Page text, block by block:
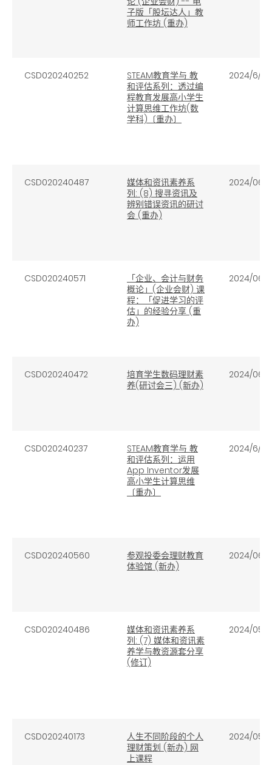
⼦版「股坛达⼈」教
师⼯作坊 (重办)
CSD020240252
STEAM教育学与 教
和评估系列：透过编
程教育发展高小学生
计算思维工作坊(数
学科)〔重办〕
2024/6/14
CSD020240487
媒体和资讯素养系
列: (8) 搜寻资讯及
辨别错误资讯的研讨
会 (重办)
2024/06/
CSD020240571
「企业、会计与财务
概论」(企业会财) 课
程：「促进学习的评
估」的经验分享 (重
办)
2024/06/
CSD020240472
培育学生数码理财素
养(研讨会三) (新办)
2024/06/
CSD020240237
STEAM教育学与 教
和评估系列：运用
App Inventor发展
高小学生计算思维
〔重办〕
2024/6/4
CSD020240560
参观投委会理财教育
体验馆 (新办)
2024/06/
CSD020240486
媒体和资讯素养系
列: (7) 媒体和资讯素
养学与教资源套分享
(修订)
2024/05/
CSD020240173
人生不同阶段的个人
理财策划 (新办) 网
上课程
2024/05/